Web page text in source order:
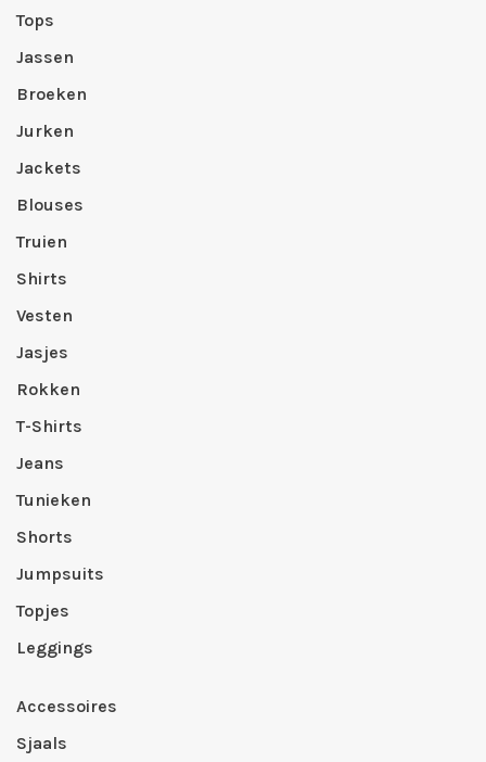
Tops
Jassen
Broeken
Jurken
Jackets
Blouses
Truien
Shirts
Vesten
Jasjes
Rokken
T-Shirts
Jeans
Tunieken
Shorts
Jumpsuits
Topjes
Leggings
Accessoires
Sjaals